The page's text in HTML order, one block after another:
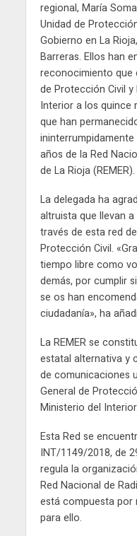
regional, María
Unidad de
Gobierno en La
Barreras. Ellos han
reconocimiento que
de Protección Civil
Interior a los quince
que han
años de la Red
de La Rioja (REMER).
La delegada ha
altruista que llevan
través de esta red
Protección Civil.
tiempo libre como
demás, por cumplir
se os han
ciudadanía», ha
La REMER se
estatal alternativa y
de comunicaciones
General de
Ministerio del Interior.
Esta Red se
INT/1149/2018, de
regula la
Red Nacional de
está compuesta
para ello.